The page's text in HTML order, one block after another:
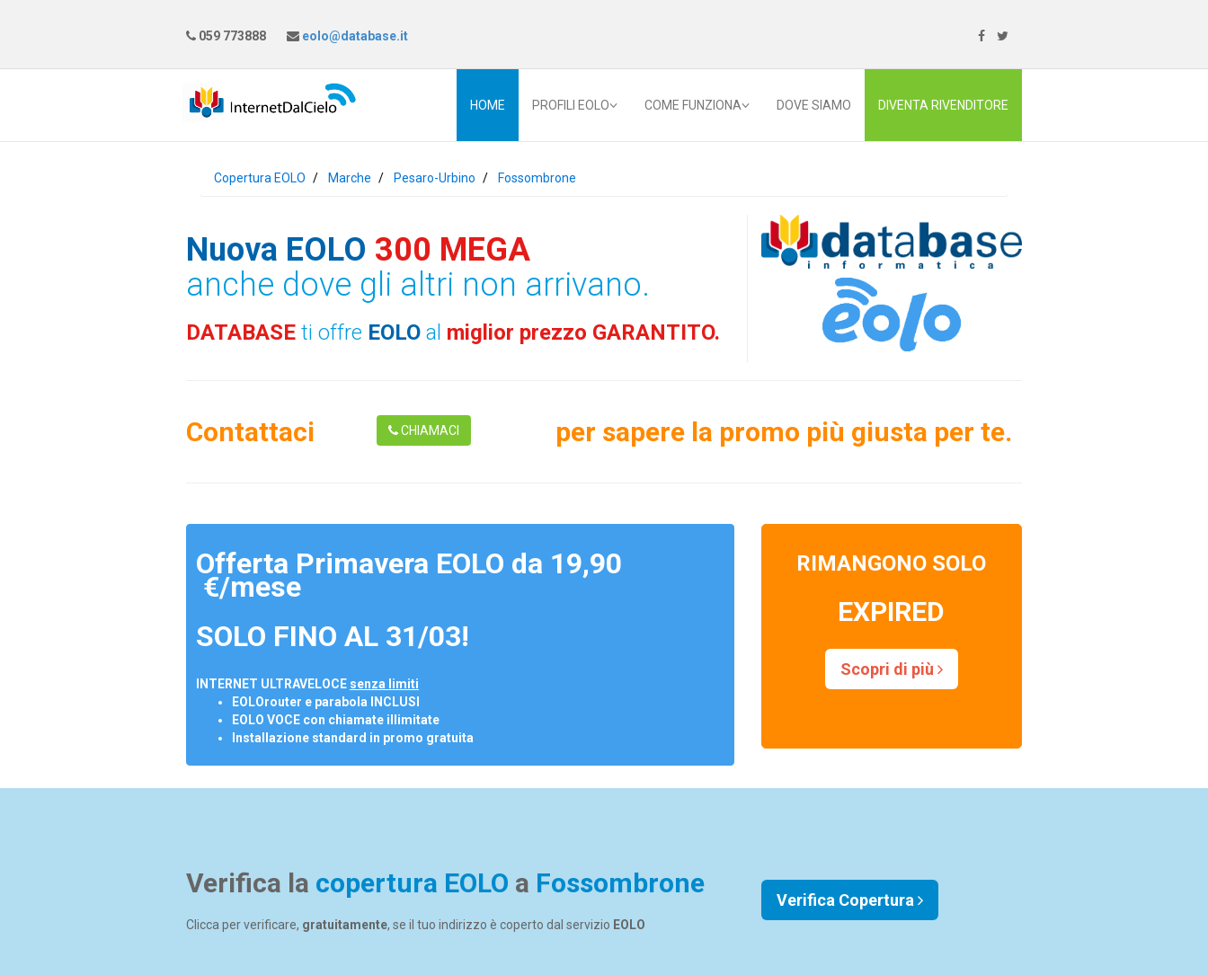
059 773888 eolo@database.it
HOME PROFILI EOLO COME FUNZIONA DOVE SIAMO DIVENTA RIVENDITORE
Copertura EOLO Marche Pesaro-Urbino Fossombrone
Nuova EOLO 300 MEGA
anche dove gli altri non arrivano.
DATABASE ti offre EOLO al miglior prezzo GARANTITO.
Contattaci CHIAMACI per sapere la promo più giusta per te.
Offerta Primavera EOLO da 19,90
€/mese
SOLO FINO AL 31/03!
INTERNET ULTRAVELOCE senza limiti
EOLOrouter e parabola INCLUSI
EOLO VOCE con chiamate illimitate
Installazione standard in promo gratuita
RIMANGONO SOLO
EXPIRED
Scopri di più
Verifica la copertura EOLO a Fossombrone
Clicca per verificare, gratuitamente, se il tuo indirizzo è coperto dal servizio EOLO
Verifica Copertura